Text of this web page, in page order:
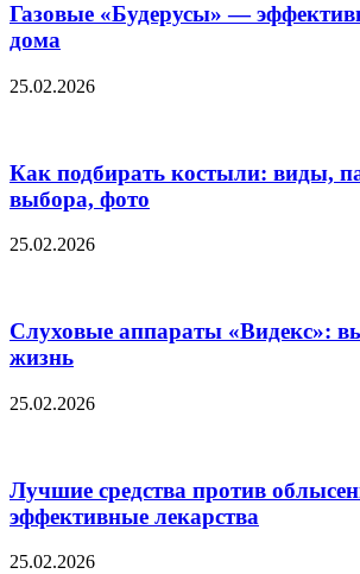
Газовые «Будерусы» —
дома
25.02.2026
Как подбирать костыли: виды,
выбора, фото
25.02.2026
Слуховые аппараты «Видекс»:
жизнь
25.02.2026
Лучшие средства против
эффективные лекарства
25.02.2026